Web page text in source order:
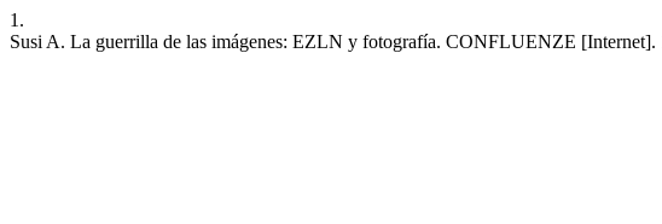
1.
Susi A. La guerrilla de las imágenes: EZLN y fotografía. CONFLUENZE